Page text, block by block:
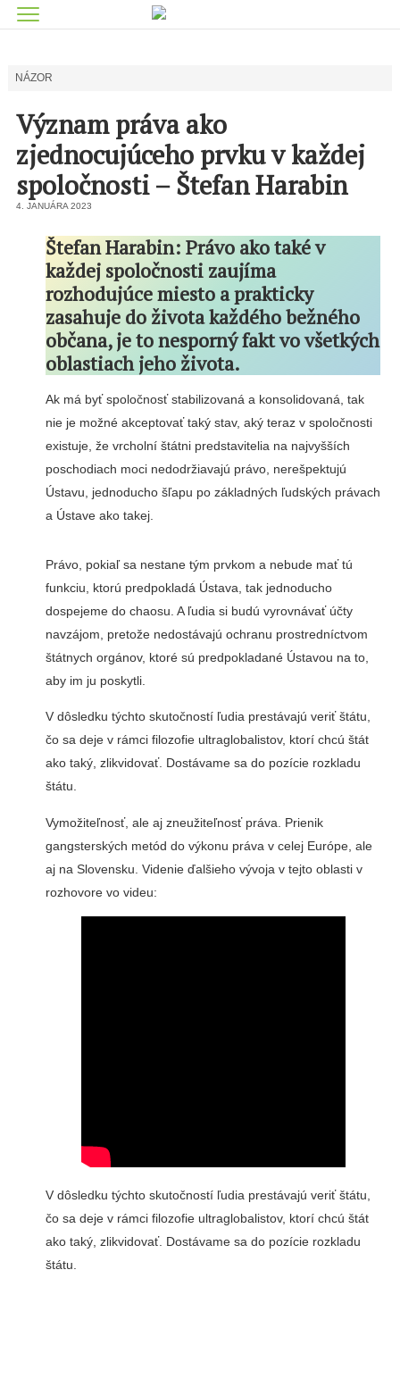
NÁZOR
Význam práva ako
zjednocujúceho prvku v každej
spoločnosti – Štefan Harabin
4. JANUÁRA 2023
Štefan Harabin: Právo ako také v
každej spoločnosti zaujíma
rozhodujúce miesto a prakticky
zasahuje do života každého bežného
občana, je to nesporný fakt vo všetkých
oblastiach jeho života.
Ak má byť spoločnosť stabilizovaná a konsolidovaná, tak
nie je možné akceptovať taký stav, aký teraz v spoločnosti
existuje, že vrcholní štátni predstavitelia na najvyšších
poschodiach moci nedodržiavajú právo, nerešpektujú
Ústavu, jednoducho šľapu po základných ľudských právach
a Ústave ako takej.
Právo, pokiaľ sa nestane tým prvkom a nebude mať tú
funkciu, ktorú predpokladá Ústava, tak jednoducho
dospejeme do chaosu. A ľudia si budú vyrovnávať účty
navzájom, pretože nedostávajú ochranu prostredníctvom
štátnych orgánov, ktoré sú predpokladané Ústavou na to,
aby im ju poskytli.
V dôsledku týchto skutočností ľudia prestávajú veriť štátu,
čo sa deje v rámci filozofie ultraglobalistov, ktorí chcú štát
ako taký, zlikvidovať. Dostávame sa do pozície rozkladu
štátu.
Vymožiteľnosť, ale aj zneužiteľnosť práva. Prienik
gangsterských metód do výkonu práva v celej Európe, ale
aj na Slovensku. Videnie ďalšieho vývoja v tejto oblasti v
rozhovore vo videu:
V dôsledku týchto skutočností ľudia prestávajú veriť štátu,
čo sa deje v rámci filozofie ultraglobalistov, ktorí chcú štát
ako taký, zlikvidovať. Dostávame sa do pozície rozkladu
štátu.